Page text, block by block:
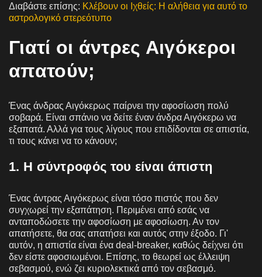
Διαβάστε επίσης: Κλέβουν οι Ιχθείς: Η αλήθεια για αυτό το
αστρολογικό στερεότυπο
Γιατί οι άντρες Αιγόκεροι
απατούν;
Ένας άνδρας Αιγόκερως παίρνει την αφοσίωση πολύ
σοβαρά. Είναι σπάνιο να δείτε έναν άνδρα Αιγόκερω να
εξαπατά. Αλλά για τους λίγους που επιδίδονται σε απιστία,
τι τους κάνει να το κάνουν;
1. Η σύντροφός του είναι άπιστη
Ένας άντρας Αιγόκερως είναι τόσο πιστός που δεν
συγχωρεί την εξαπάτηση. Περιμένει από εσάς να
ανταποδώσετε την αφοσίωση με αφοσίωση. Αν τον
απατήσετε, θα σας απατήσει και αυτός στην έξοδο. Γι'
αυτόν, η απιστία είναι ένα deal-breaker, καθώς δείχνει ότι
δεν είστε αφοσιωμένοι. Επίσης, το θεωρεί ως έλλειψη
σεβασμού, ενώ ζει κυριολεκτικά από τον σεβασμό.